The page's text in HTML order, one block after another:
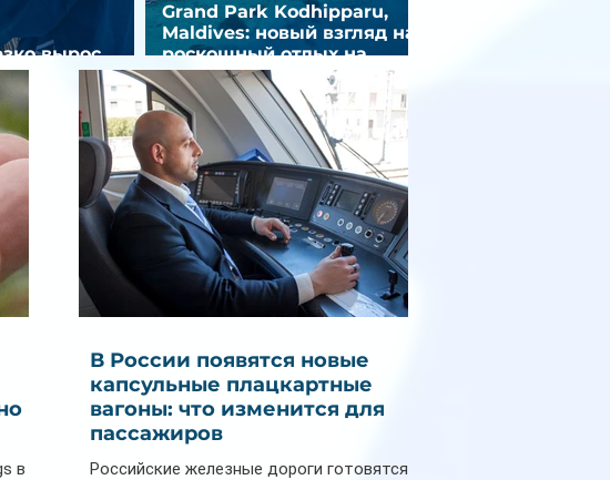
вырос
без звезд
Grand Park Kodhipparu,
Maldives: новый взгляд на
роскошный отдых на
Мальдивах
в
в
В России появятся новые
капсульные плацкартные
вагоны: что изменится для
пассажиров
Российские железные дороги готовятся